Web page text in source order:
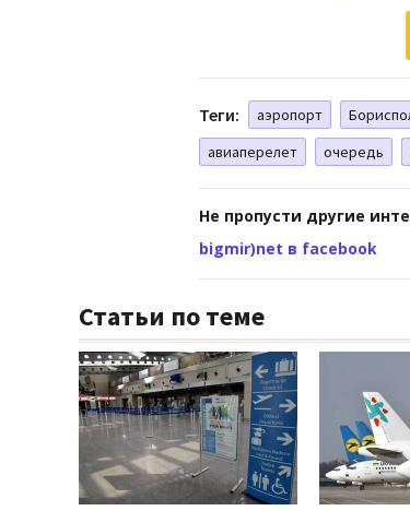
Теги: аэропорт
авиаперелет
очередь
Не пропусти другие
bigmir)net в facebook
Статьи по теме